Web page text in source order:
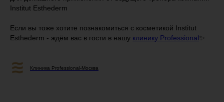
Institut Esthederm
Если вы тоже хотите познакомиться с косметикой Institut
Esthederm - ждём вас в гости в нашу клинику Professional✨
Клиника Professional-Москва